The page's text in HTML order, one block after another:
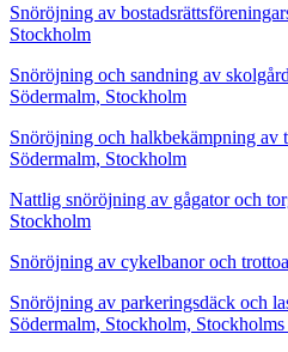
Snöröjning av
Stockholm
Snöröjning och sandning av
Södermalm, Stockholm
Snöröjning och halkbekämpning av
Södermalm, Stockholm
Nattlig snöröjning av gågator och
Stockholm
Snöröjning av cykelbanor och
Snöröjning av parkeringsdäck och
Södermalm, Stockholm, Stockholms